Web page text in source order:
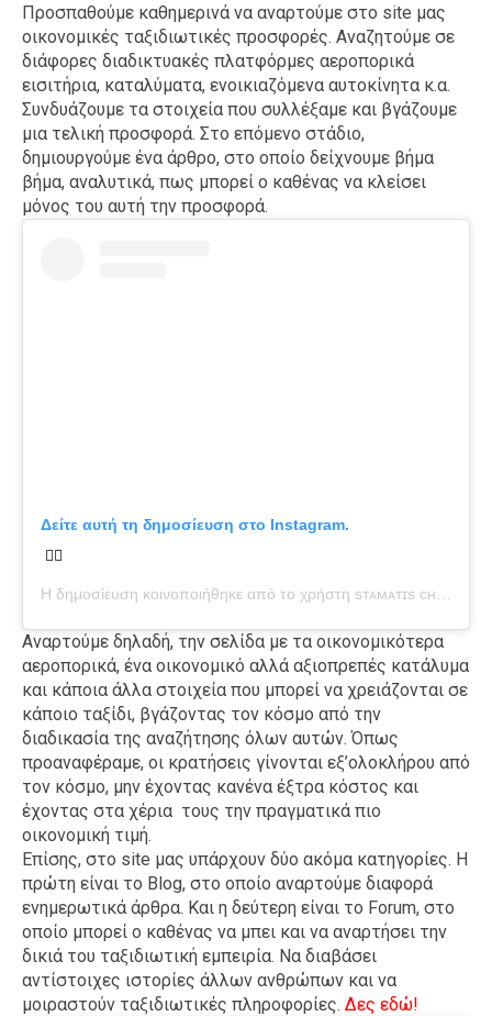
Προσπαθούμε καθημερινά να αναρτούμε στο site μας
οικονομικές ταξιδιωτικές προσφορές. Αναζητούμε σε
διάφορες διαδικτυακές πλατφόρμες αεροπορικά
εισιτήρια, καταλύματα, ενοικιαζόμενα αυτοκίνητα κ.α.
Συνδυάζουμε τα στοιχεία που συλλέξαμε και βγάζουμε
μια τελική προσφορά. Στο επόμενο στάδιο,
δημιουργούμε ένα άρθρο, στο οποίο δείχνουμε βήμα
βήμα, αναλυτικά, πως μπορεί ο καθένας να κλείσει
μόνος του αυτή την προσφορά.
Δείτε αυτή τη δημοσίευση στο Instagram.
✊🏽
Η δημοσίευση κοινοποιήθηκε από το χρήστη sᴛᴀᴍᴀᴛɪs ᴄʜᴀᴛᴢɪsᴘʏʀᴏs
Αναρτούμε δηλαδή, την σελίδα με τα οικονομικότερα
αεροπορικά, ένα οικονομικό αλλά αξιοπρεπές κατάλυμα
και κάποια άλλα στοιχεία που μπορεί να χρειάζονται σε
κάποιο ταξίδι, βγάζοντας τον κόσμο από την
διαδικασία της αναζήτησης όλων αυτών. Όπως
προαναφέραμε, οι κρατήσεις γίνονται εξ’ολοκλήρου από
τον κόσμο, μην έχοντας κανένα έξτρα κόστος και
έχοντας στα χέρια τους την πραγματικά πιο
οικονομική τιμή.
Επίσης, στο site μας υπάρχουν δύο ακόμα κατηγορίες. Η
πρώτη είναι το Blog, στο οποίο αναρτούμε διαφορά
ενημερωτικά άρθρα. Και η δεύτερη είναι το Forum, στο
οποίο μπορεί ο καθένας να μπει και να αναρτήσει την
δικιά του ταξιδιωτική εμπειρία. Να διαβάσει
αντίστοιχες ιστορίες άλλων ανθρώπων και να
μοιραστούν ταξιδιωτικές πληροφορίες. Δες εδώ!